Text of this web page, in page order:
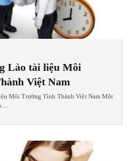
Lào tài liệu Môi
Việt Nam
Môi Trường Tỉnh Thành Việt Nam Một